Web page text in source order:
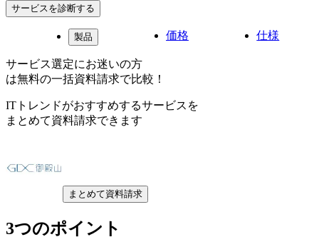
サービスを診断する
製品 価格 仕様
サービス選定にお迷いの方
は無料の一括資料請求で比較！
ITトレンドがおすすめするサービスを
まとめて資料請求できます
まとめて資料請求
3つのポイント